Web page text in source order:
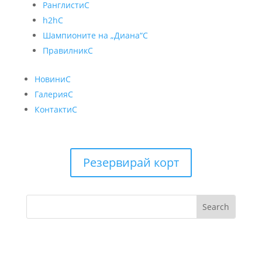
РанглистиC
h2hC
Шампионите на „Диана“C
ПравилникC
НовиниC
ГалерияC
КонтактиC
Резервирай корт